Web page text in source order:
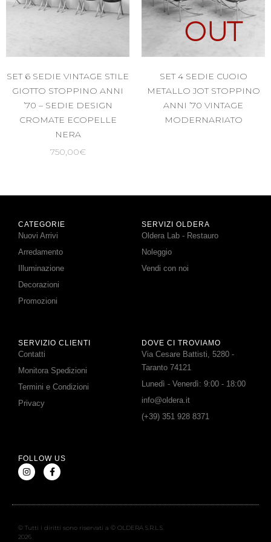
SET 6 SEDIE VINTAGE STILE
GIOTTO STOPPINO ANNI
’70 – SEDIE DESIGN
CROMATE ECOPELLE
NERA
750,00€
OUT
SET 4 SEDIE CUOIO
METALLO JOT STOPPINO
ANNI ’70 VINTAGE
MODERNARIATO
CATEGORIE
Nuovi Arrivi
Arredamento
Illuminazione
Decorazioni
Promozioni
SERVIZI OLDERA
Oldera Lab - Restauro
Noleggio
Vendi con noi
SERVIZIO CLIENTI
Contatti
Monitora Spedizioni
Termini e Condizioni
Privacy
DOVE CI TROVIAMO
Via Cesare Battisti, 5280 -
Taranto 74121
Lunedì - Venerdì: 9:00 - 18:00
info@oldera.it
(+39) 351 928 8371
FOLLOW US
© Tutti i diritti sono riservati a © OLDERA S.R.L.S.
2026